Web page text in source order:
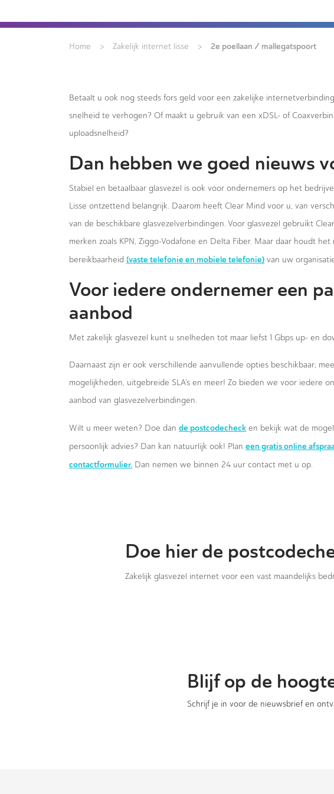
Home > Zakelijk internet lisse > 2e poellaan / mallegatspoort
Betaalt u ook nog steeds fors geld voor een zakelijke
snelheid te verhogen? Of maakt u gebruik van een xDSL- of
uploadsnelheid?
Dan hebben we goed nieuws
Stabiel en betaalbaar glasvezel is ook voor ondernemers op het
Lisse ontzettend belangrijk. Daarom heeft Clear Mind voor u, van
van de beschikbare glasvezelverbindingen. Voor glasvezel gebruikt
merken zoals KPN, Ziggo-Vodafone en Delta Fiber. Maar daar houdt
bereikbaarheid (vaste telefonie en mobiele telefonie) van uw
Voor iedere ondernemer een
aanbod
Met zakelijk glasvezel kunt u snelheden tot maar liefst 1 Gbps up- en
Daarnaast zijn er ook verschillende aanvullende opties beschikbaar;
mogelijkheden, uitgebreide SLA’s en meer! Zo bieden we voor iedere
aanbod van glasvezelverbindingen.
Wilt u meer weten? Doe dan de postcodecheck en bekijk wat de
persoonlijk advies? Dan kan natuurlijk ook! Plan een gratis online
contactformulier. Dan nemen we binnen 24 uur contact met u op.
Doe hier de
Zakelijk glasvezel internet voor een vast maandelijks
Blijf op de
Schrijf je in voor de nieuwsbrief en